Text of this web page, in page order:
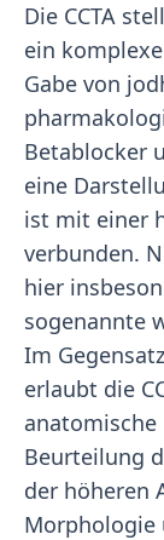
Die CCTA
ein
Gabe von
Betablocker
eine
ist mit einer
verbunden.
hier
sogenannte
Im
erlaubt die
Beurteilung
der höheren
Morphologie